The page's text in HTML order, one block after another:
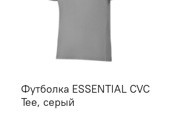
Футболка ESSENTIAL CVC
Tee, серый